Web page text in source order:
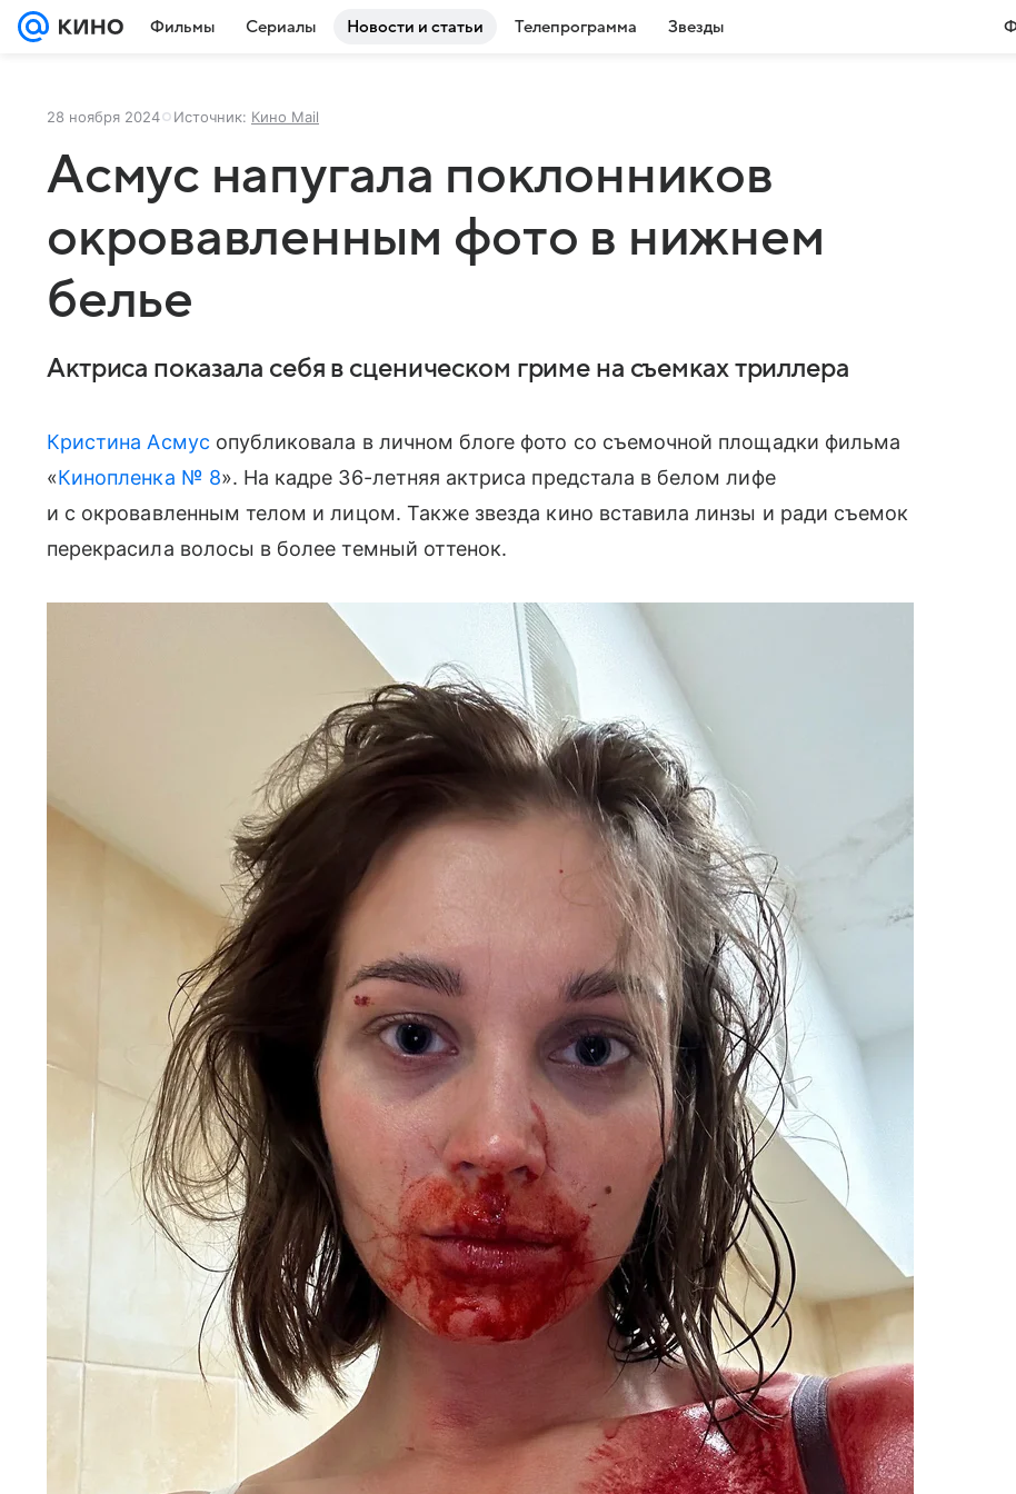
Фильмы Сериалы Новости и статьи Телепрограмма Звезды
28 ноября 2024 Источник: Кино Mail
Асмус напугала поклонников
окровавленным фото в нижнем
белье
Актриса показала себя в сценическом гриме на съемках триллера
Кристина Асмус опубликовала в личном блоге фото со съемочной площадки фильма
«Кинопленка № 8». На кадре 36-летняя актриса предстала в белом лифе
и с окровавленным телом и лицом. Также звезда кино вставила линзы и ради съемок
перекрасила волосы в более темный оттенок.